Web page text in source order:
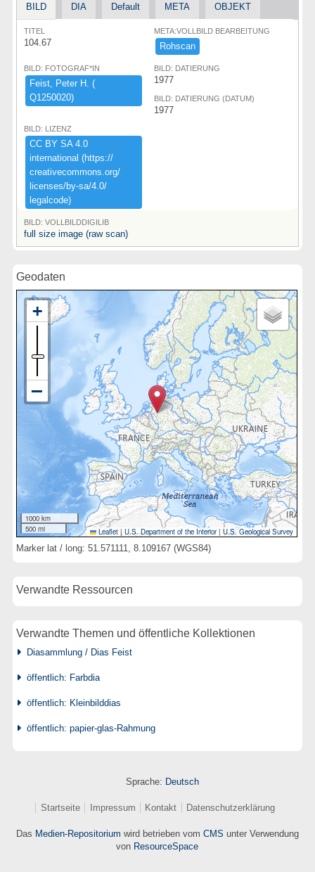
BILD DIA Default META OBJEKT
TITEL
104.67
META:VOLLBILD BEARBEITUNG
Rohscan
BILD: FOTOGRAF*IN
Feist,​ ​Peter ​H.​ ​(​
Q1250020)​
BILD: DATIERUNG
1977
BILD: DATIERUNG (DATUM)
1977
BILD: LIZENZ
CC ​BY ​SA ​4.​0 ​
international ​(​https:​/​/​
creativecommons.​org/​
licenses/​by-​sa/​4.​0/​
legalcode)​
BILD: VOLLBILDDIGILIB
full size image (raw scan)
Geodaten
1000 km
500 mi
Leaflet | U.S. Department of the Interior|U.S. Geological Survey
Marker lat / long: 51.571111, 8.109167 (WGS84)
Verwandte Ressourcen
Verwandte Themen und öffentliche Kollektionen
Diasammlung / Dias Feist
öffentlich: Farbdia
öffentlich: Kleinbilddias
öffentlich: papier-glas-Rahmung
Sprache: Deutsch
Startseite Impressum Kontakt Datenschutzerklärung
Das Medien-Repositorium wird betrieben vom CMS unter Verwendung
von ResourceSpace